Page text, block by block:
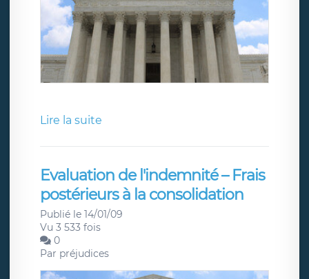
Lire la suite
Evaluation de l'indemnité – Frais
postérieurs à la consolidation
Publié le 14/01/09
Vu 3 533 fois
0
Par préjudices